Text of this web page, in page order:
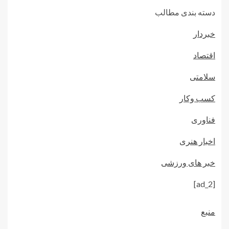
دسته بندی مطالب
خبردار
اقتصاد
سلامتی
کسب وکار
فناوری
اخبار هنری
خبر های ورزشی
[ad_2]
منبع